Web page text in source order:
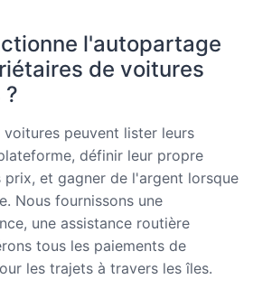
l'autopartage
de voitures
?
peuvent lister leurs
définir leur propre
et gagner de l'argent lorsque
Nous fournissons une
une assistance routière
tous les paiements de
les trajets à travers les îles.